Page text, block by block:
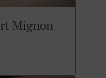
Mignon